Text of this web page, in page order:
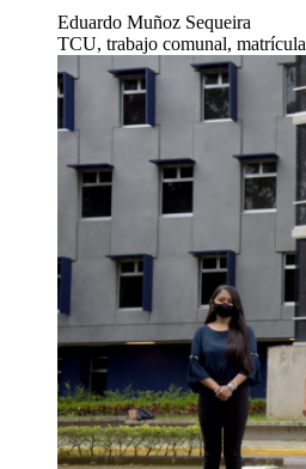
Eduardo Muñoz Sequeira
TCU, trabajo comunal, matrícula